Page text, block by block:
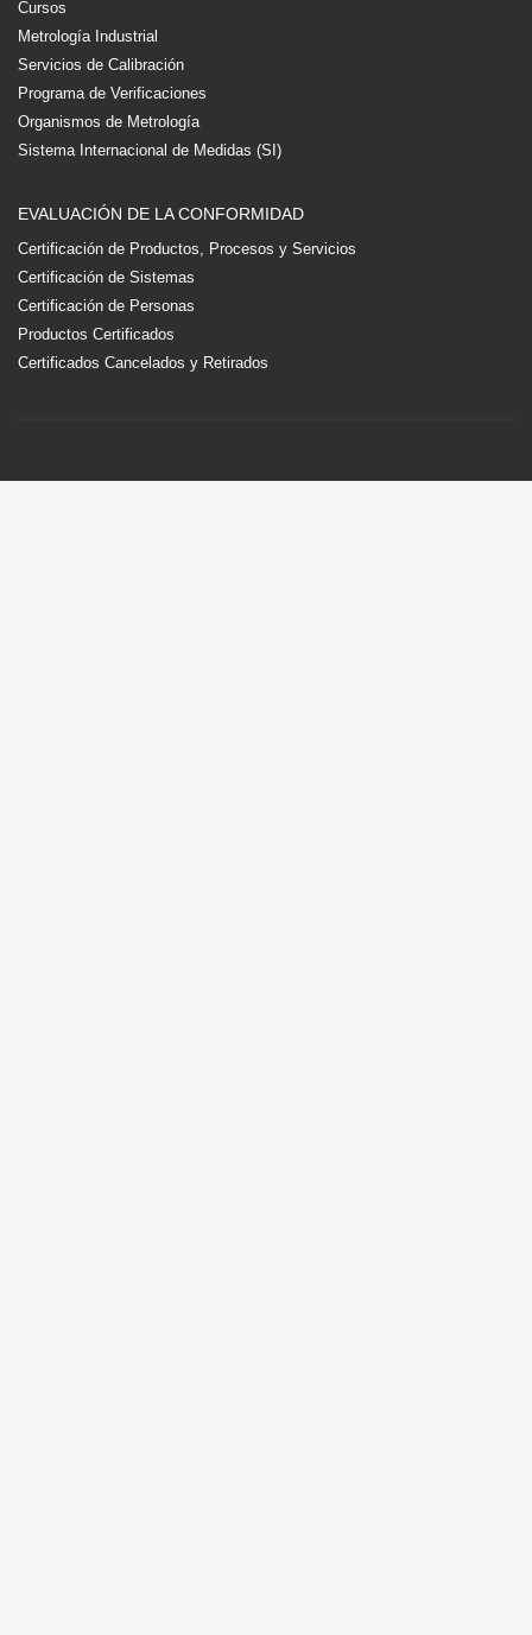
Cursos
Metrología Industrial
Servicios de Calibración
Programa de Verificaciones
Organismos de Metrología
Sistema Internacional de Medidas (SI)
EVALUACIÓN DE LA CONFORMIDAD
Certificación de Productos, Procesos y Servicios
Certificación de Sistemas
Certificación de Personas
Productos Certificados
Certificados Cancelados y Retirados